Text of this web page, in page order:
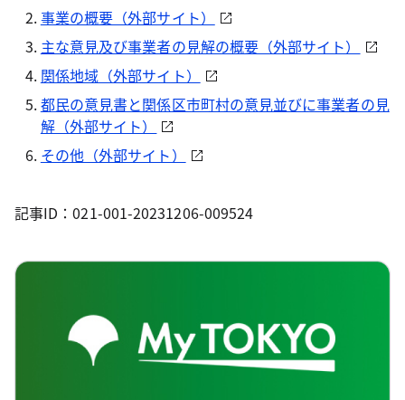
事業の概要（外部サイト）
主な意見及び事業者の見解の概要（外部サイト）
関係地域（外部サイト）
都民の意見書と関係区市町村の意見並びに事業者の見
解（外部サイト）
その他（外部サイト）
記事ID：021-001-20231206-009524